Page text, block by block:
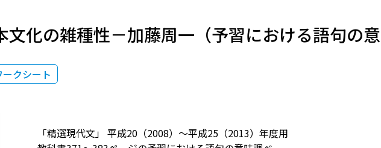
化の雑種性－加藤周一（予習における語句の意
クシート
「精選現代文」 平成20（2008）～平成25（2013）年度用